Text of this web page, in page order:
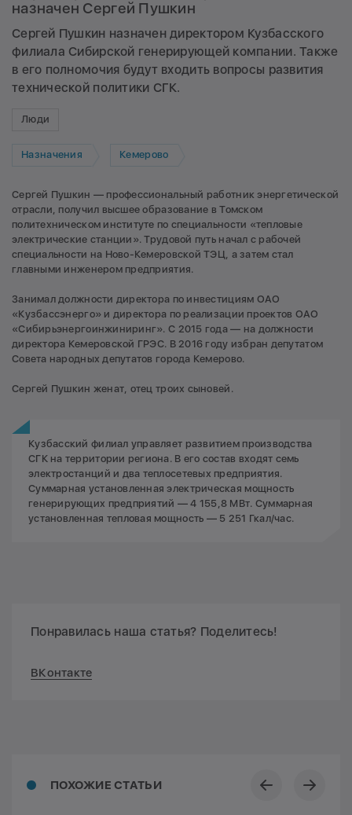
назначен Сергей Пушкин
Сергей Пушкин назначен директором Кузбасского
филиала Сибирской генерирующей компании. Также
в его полномочия будут входить вопросы развития
технической политики СГК.
Люди
Назначения Кемерово
Сергей Пушкин — профессиональный работник энергетической
отрасли, получил высшее образование в Томском
политехническом институте по специальности «тепловые
электрические станции». Трудовой путь начал с рабочей
специальности на Ново-Кемеровской ТЭЦ, а затем стал
главными инженером предприятия.
Занимал должности директора по инвестициям ОАО
«Кузбассэнерго» и директора по реализации проектов ОАО
«Сибирьэнергоинжиниринг». С 2015 года — на должности
директора Кемеровской ГРЭС. В 2016 году избран депутатом
Совета народных депутатов города Кемерово.
Сергей Пушкин женат, отец троих сыновей.
Кузбасский филиал управляет развитием производства
СГК на территории региона. В его состав входят семь
электростанций и два теплосетевых предприятия.
Суммарная установленная электрическая мощность
генерирующих предприятий — 4 155,8 МВт. Суммарная
установленная тепловая мощность — 5 251 Гкал/час.
Понравилась наша статья? Поделитесь!
ВКонтакте
ПОХОЖИЕ СТАТЬИ